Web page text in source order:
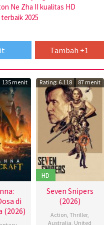
Ne Zha II kualitas HD
2025
Tambah +1
135 menit
di
(2026)
Rating: 6.118 87 menit
HD
Seven Snipers
(2026)
Action,Thriller,
Australia, United